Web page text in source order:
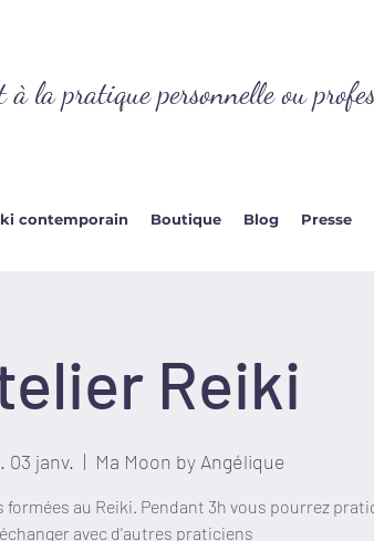
à la pratique personnelle ou
contemporain Boutique Blog Presse
Reiki
03 janv.
  |
Ma Moon by Angélique
au Reiki. Pendant 3h vous pourrez
échanger avec d'autres praticiens